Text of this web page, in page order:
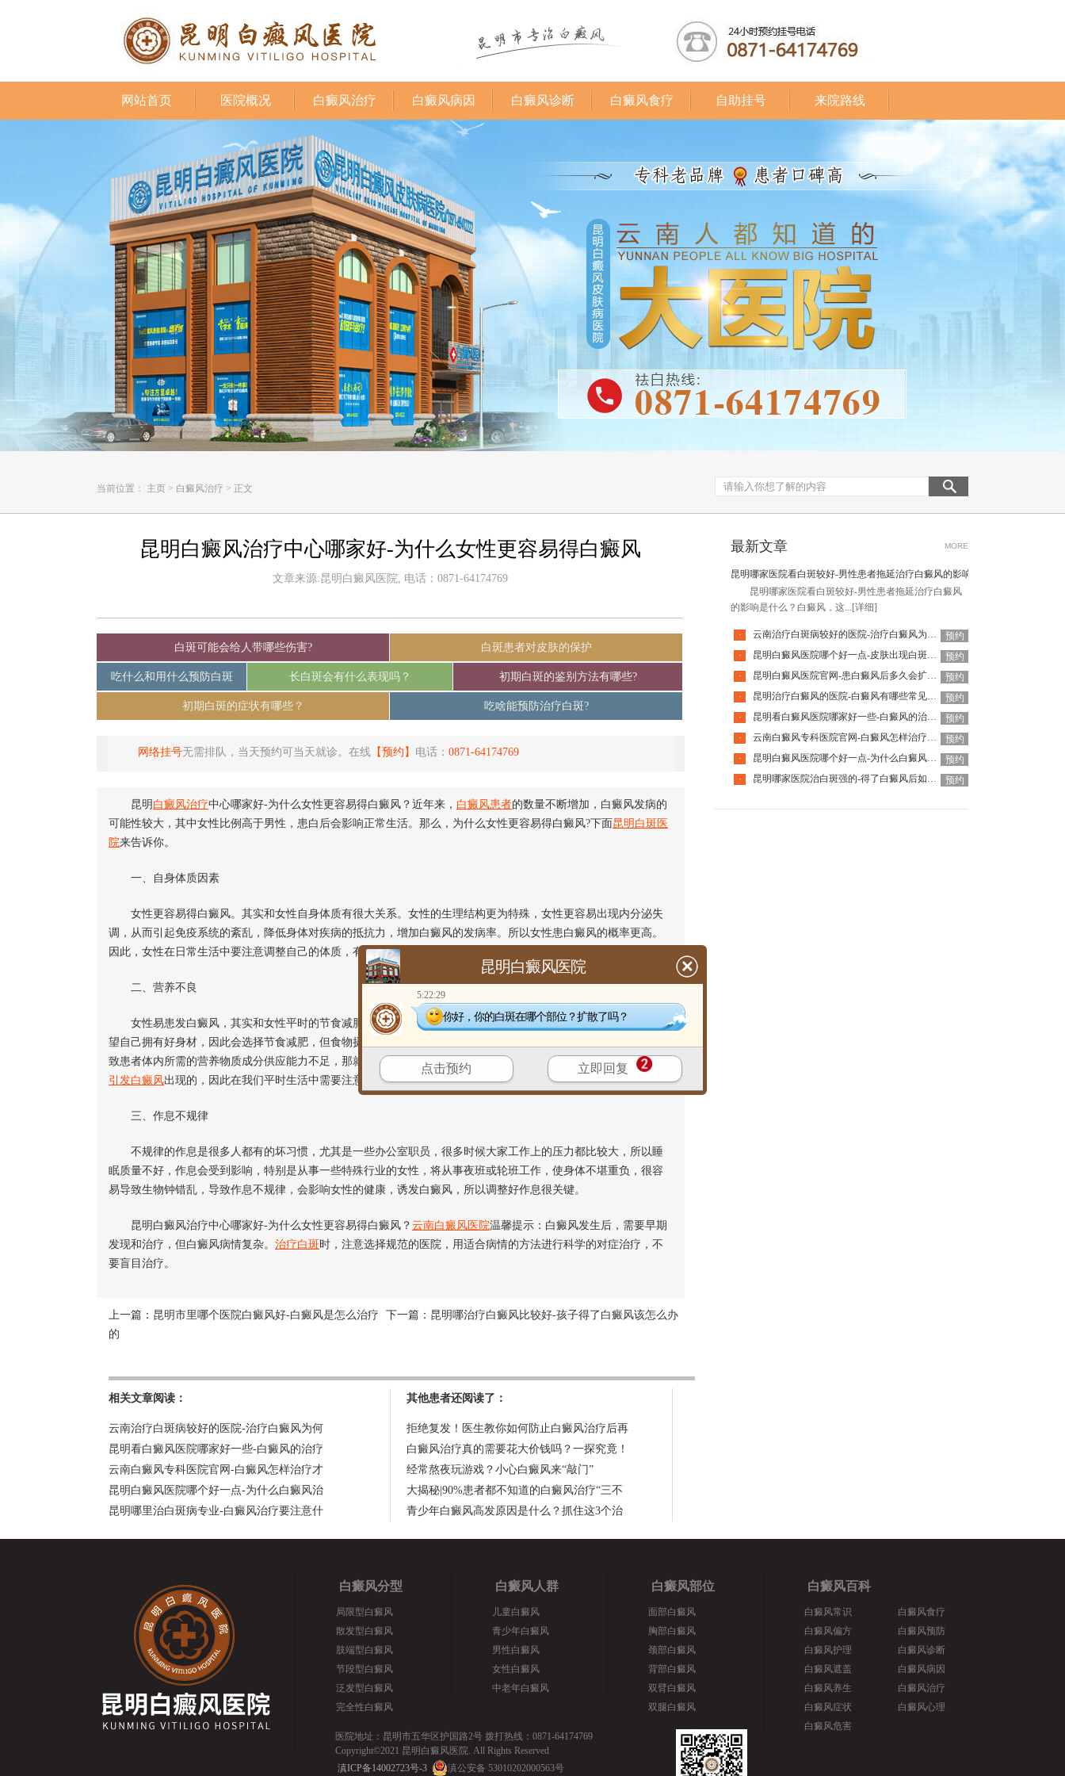
网站首页 医院概况 白癜风治疗 白癜风病因 白癜风诊断 白癜风食疗 自助挂号 来院路线
当前位置： 主页 > 白癜风治疗 > 正文
昆明白癜风治疗中心哪家好-为什么女性更容易得白癜风
文章来源:昆明白癜风医院, 电话：0871-64174769
白斑可能会给人带哪些伤害? 白斑患者对皮肤的保护
吃什么和用什么预防白斑 长白斑会有什么表现吗？ 初期白斑的鉴别方法有哪些?
初期白斑的症状有哪些？ 吃啥能预防治疗白斑?
网络挂号无需排队，当天预约可当天就诊。在线 【预约】 电话： 0871-64174769
昆明 白癜风治疗中心哪家好-为什么女性更容易得白癜风？近年来， 白癜风患者的数量不断增加，白癜风发病的
可能性较大，其中女性比例高于男性，患白后会影响正常生活。那么，为什么女性更容易得白癜风?下面昆明白斑医
院来告诉你。
一、自身体质因素
女性更容易得白癜风。其实和女性自身体质有很大关系。女性的生理结构更为特殊，女性更容易出现内分泌失
调，从而引起免疫系统的紊乱，降低身体对疾病的抵抗力，增加白癜风的发病率。所以女性患白癜风的概率更高。
因此，女性在日常生活中要注意调整自己的体质，有利于白癜风的预防
二、营养不良
女性易患发白癜风，其实和女性平时的节食减肥也是有很大关系的。身材和容貌是女性非常在意的，大家都希
望自己拥有好身材，因此会选择节食减肥，但食物摄入量很少，过度的节食是会容易产生营养不良的，就会直接导
致患者体内所需的营养物质成分供应能力不足，那就会变得非常的不利于身体的健康，很容易诱发免疫功能紊乱，
引发白癜风出现的，因此在我们平时生活中需要注意营养均衡，科学合理饮食。
三、作息不规律
不规律的作息是很多人都有的坏习惯，尤其是一些办公室职员，很多时候大家工作上的压力都比较大，所以睡
眠质量不好，作息会受到影响，特别是从事一些特殊行业的女性，将从事夜班或轮班工作，使身体不堪重负，很容
易导致生物钟错乱，导致作息不规律，会影响女性的健康，诱发白癜风，所以调整好作息很关键。
昆明白癜风治疗中心哪家好-为什么女性更容易得白癜风？ 云南白癜风医院温馨提示：白癜风发生后，需要早期
发现和治疗，但白癜风病情复杂。 治疗白斑时，注意选择规范的医院，用适合病情的方法进行科学的对症治疗，不
要盲目治疗。
上一篇： 昆明市里哪个医院白癜风好-白癜风是怎么治疗
的
下一篇： 昆明哪治疗白癜风比较好-孩子得了白癜风该怎么办
相关文章阅读：
云南治疗白斑病较好的医院-治疗白癜风为何
昆明看白癜风医院哪家好一些-白癜风的治疗
云南白癜风专科医院官网-白癜风怎样治疗才
昆明白癜风医院哪个好一点-为什么白癜风治
昆明哪里治白斑病专业-白癜风治疗要注意什
其他患者还阅读了：
拒绝复发！医生教你如何防止白癜风治疗后再
白癜风治疗真的需要花大价钱吗？一探究竟！
经常熬夜玩游戏？小心白癜风来“敲门”
大揭秘|90%患者都不知道的白癜风治疗“三不
青少年白癜风高发原因是什么？抓住这3个治
最新文章 MORE
昆明哪家医院看白斑较好-男性患者拖延治疗白癜风的影响是什么
昆明哪家医院看白斑较好-男性患者拖延治疗白癜风
的影响是什么？白癜风，这... [详细]
· 云南治疗白斑病较好的医院-治疗白癜风为何如此难呢
预约
·
昆明白癜风医院哪个好一点-皮肤出现白斑会是白癜风吗
预约
·
昆明白癜风医院官网-患白癜风后多久会扩散呢
预约
·
昆明治疗白癜风的医院-白癜风有哪些常见谣言呢
预约
·
昆明看白癜风医院哪家好一些-白癜风的治疗要注意什么呢
预约
·
云南白癜风专科医院官网-白癜风怎样治疗才科学呢
预约
·
昆明白癜风医院哪个好一点-为什么白癜风治疗周期那么长呢
预约
·
昆明哪家医院治白斑强的-得了白癜风后如何调节心理问题呢 预约
白癜风分型
局限型白癜风
散发型白癜风
肢端型白癜风
节段型白癜风
泛发型白癜风
完全性白癜风
白癜风人群
儿童白癜风
青少年白癜风
男性白癜风
女性白癜风
中老年白癜风
白癜风部位
面部白癜风
胸部白癜风
颈部白癜风
背部白癜风
双臂白癜风
双腿白癜风
白癜风百科
白癜风常识
白癜风偏方
白癜风护理
白癜风遮盖
白癜风养生
白癜风症状
白癜风危害
白癜风食疗
白癜风预防
白癜风诊断
白癜风病因
白癜风治疗
白癜风心理
医院地址：昆明市五华区护国路2号 拨打热线：0871-64174769
Copyright©2021 昆明白癜风医院. All Rights Reserved
滇ICP备14002723号-3
滇公安备 53010202000563号
昆明白癜风医院
5:22:29
你好，你的白斑在哪个部位？扩散了吗？
点击预约 立即回复